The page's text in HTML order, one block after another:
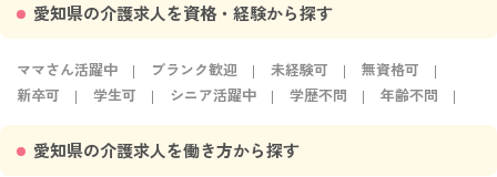
愛知県の介護求人を資格・経験から探す
ママさん活躍中 ブランク歓迎 未経験可
無資格可
新卒可
学生可 シニア活躍中 学歴不問 年齢不問
愛知県の介護求人を働き方から探す